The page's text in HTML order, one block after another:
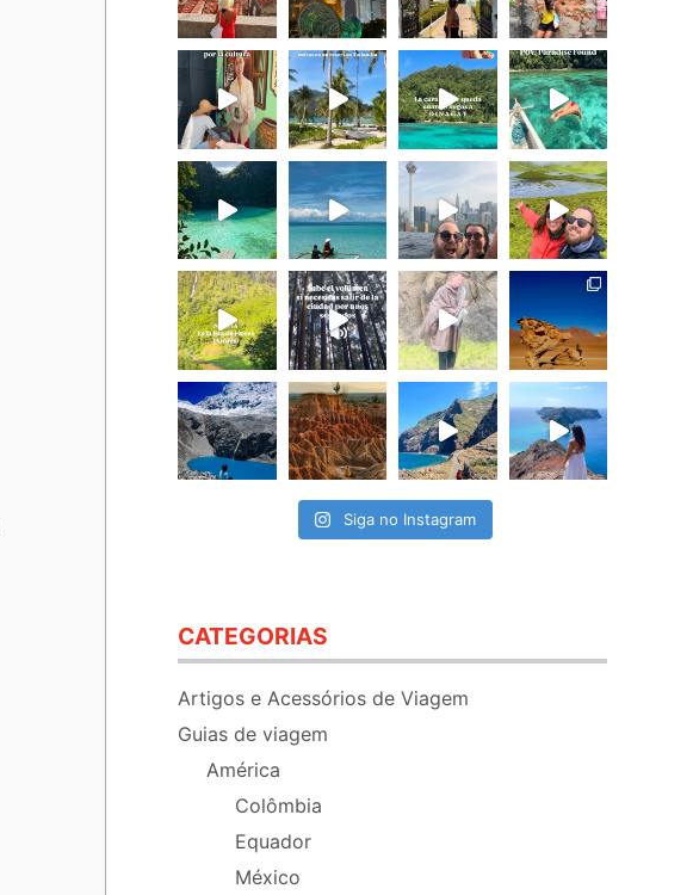
Siga no Instagram
CATEGORIAS
Artigos e Acessórios de Viagem
Guias de viagem
América
Colômbia
Equador
México